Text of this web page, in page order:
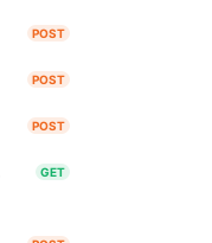
POST
POST
POST
GET